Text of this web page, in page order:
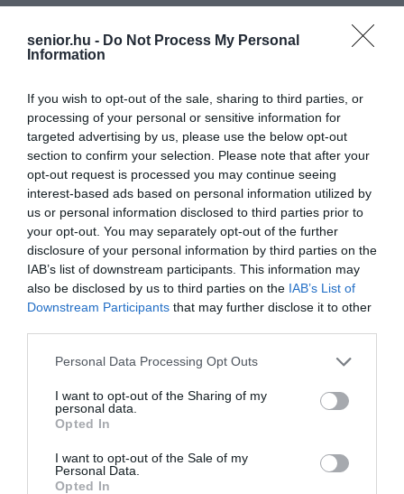
senior.hu - Do Not Process My Personal
Information
If you wish to opt-out of the sale, sharing to third parties, or
processing of your personal or sensitive information for
targeted advertising by us, please use the below opt-out
section to confirm your selection. Please note that after your
opt-out request is processed you may continue seeing
interest-based ads based on personal information utilized by
us or personal information disclosed to third parties prior to
your opt-out. You may separately opt-out of the further
disclosure of your personal information by third parties on the
IAB’s list of downstream participants. This information may
also be disclosed by us to third parties on the IAB’s List of
Downstream Participants that may further disclose it to other
Please note that this website/app uses one or more Google
not limited to your visit or usage behaviour. You may click to
grant or deny consent to Google and its third-party tags to
use your data for below specified purposes in below Google
consent section.
Personal Data Processing Opt Outs
I want to opt-out of the Sharing of my
personal data.
Opted In
I want to opt-out of the Sale of my
Personal Data.
Opted In